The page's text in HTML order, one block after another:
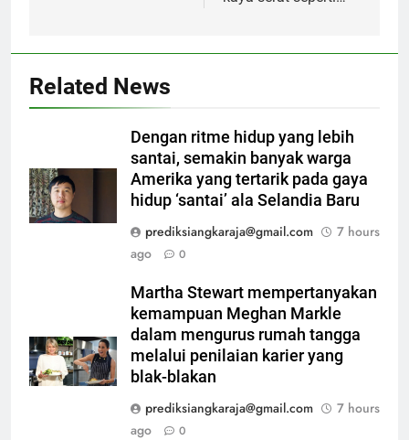
Related News
Dengan ritme hidup yang lebih
santai, semakin banyak warga
Amerika yang tertarik pada gaya
hidup ‘santai’ ala Selandia Baru
prediksiangkaraja@gmail.com
7 hours
ago
0
Martha Stewart mempertanyakan
kemampuan Meghan Markle
dalam mengurus rumah tangga
melalui penilaian karier yang
blak-blakan
prediksiangkaraja@gmail.com
7 hours
ago
0